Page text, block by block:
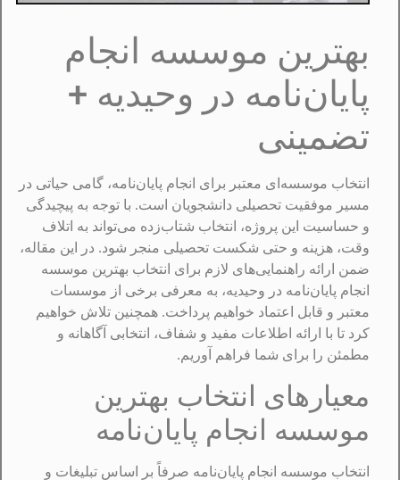
بهترین موسسه انجام
پایان‌نامه در وحیدیه +
تضمینی
انتخاب موسسه‌ای معتبر برای انجام پایان‌نامه، گامی حیاتی در
مسیر موفقیت تحصیلی دانشجویان است. با توجه به پیچیدگی
و حساسیت این پروژه، انتخاب شتاب‌زده می‌تواند به اتلاف
وقت، هزینه و حتی شکست تحصیلی منجر شود. در این مقاله،
ضمن ارائه راهنمایی‌های لازم برای انتخاب بهترین موسسه
انجام پایان‌نامه در وحیدیه، به معرفی برخی از موسسات
معتبر و قابل اعتماد خواهیم پرداخت. همچنین تلاش خواهیم
کرد تا با ارائه اطلاعات مفید و شفاف، انتخابی آگاهانه و
مطمئن را برای شما فراهم آوریم.
معیارهای انتخاب بهترین
موسسه انجام پایان‌نامه
انتخاب موسسه انجام پایان‌نامه صرفاً بر اساس تبلیغات و